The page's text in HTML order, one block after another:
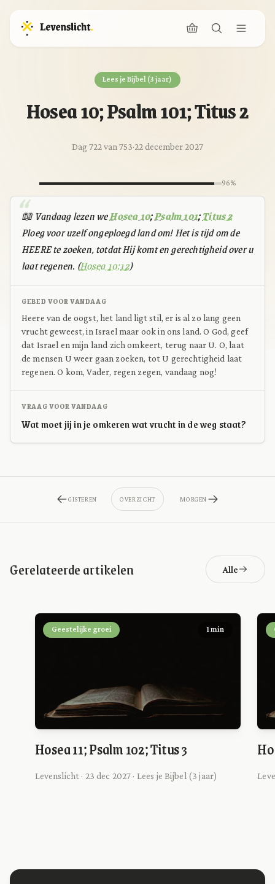
Lees je Bijbel (3 jaar)
Hosea 10; Psalm 101; Titus 2
Dag 722 van 753·22 december 2027
96%
📖 Vandaag lezen weHosea 10;Psalm 101;Titus 2
Ploeg voor uzelf ongeploegd land om! Het is tijd om de
HEERE te zoeken, totdat Hij komt en gerechtigheid over u
laat regenen. (Hosea 10:12)
GEBED VOOR VANDAAG
Heere van de oogst, het land ligt stil, er is al zo lang geen
vrucht geweest, in Israel maar ook in ons land. O God, geef
dat Israel en mijn land zich omkeert, terug naar U. O, laat
de mensen U weer gaan zoeken, tot U gerechtigheid laat
regenen. O kom, Vader, regen zegen, vandaag nog!
VRAAG VOOR VANDAAG
Wat moet jij in je omkeren wat vrucht in de weg staat?
GISTEREN OVERZICHT MORGEN
Gerelateerde artikelen Alle
Geestelijke groei 1 min
Hosea 11; Psalm 102; Titus 3
Levenslicht · 23 dec 2027 · Lees je Bijbel (3 jaar)